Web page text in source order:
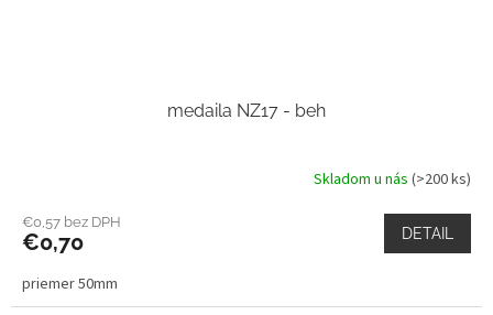
medaila NZ17 - beh
Skladom u nás (>200 ks)
€0,57 bez DPH
€0,70 DETAIL
priemer 50mm